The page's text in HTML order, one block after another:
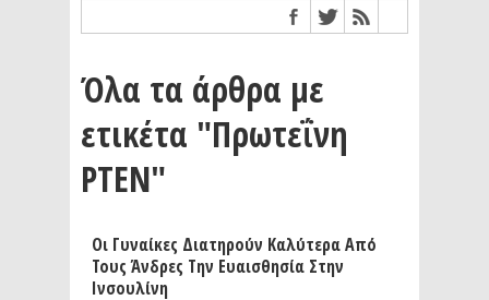
Όλα τα άρθρα με
ετικέτα "Πρωτεΐνη
ΡΤΕΝ"
Οι Γυναίκες Διατηρούν Καλύτερα Από
Τους Άνδρες Την Ευαισθησία Στην
Ινσουλίνη